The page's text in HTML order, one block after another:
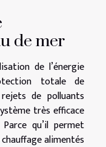
de mer
de l’énergie
totale de
de polluants
très efficace
qu’il permet
alimentés